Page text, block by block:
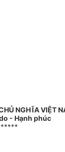
NGHĨA VIỆT
- Hạnh phúc